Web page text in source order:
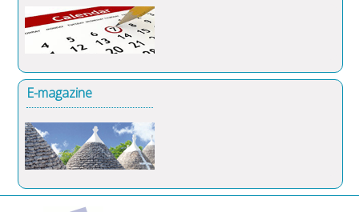
E-magazine